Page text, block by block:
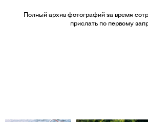
Полный архив фотографий за время
прислать по первому